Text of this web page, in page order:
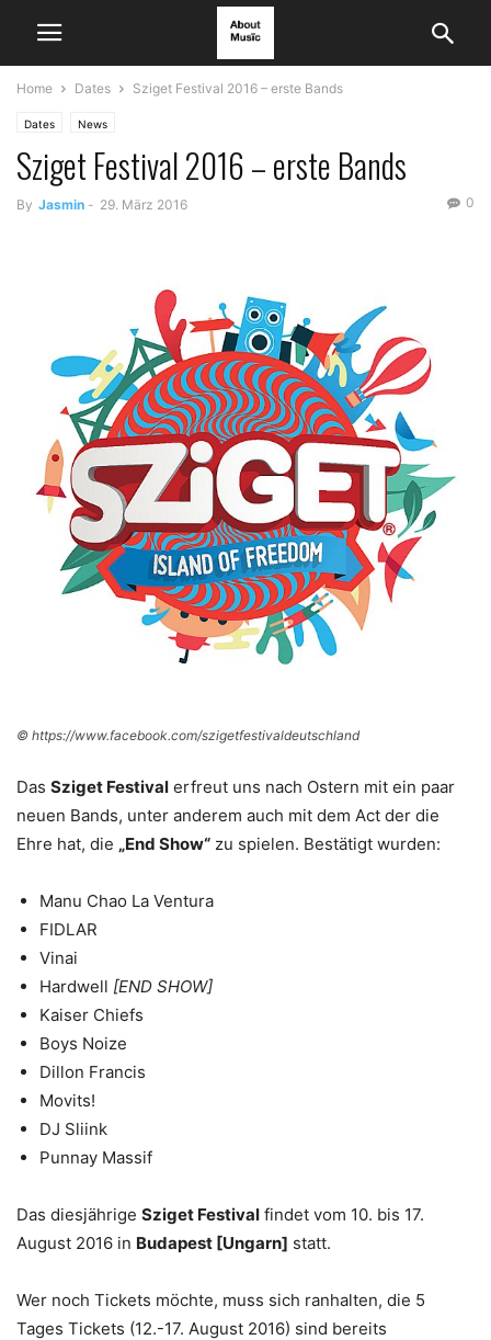
Home Dates Sziget Festival 2016 – erste Bands
Dates News
Sziget Festival 2016 – erste Bands
By Jasmin - 29. März 2016 0
© https://www.facebook.com/szigetfestivaldeutschland
Das Sziget Festival erfreut uns nach Ostern mit ein paar
neuen Bands, unter anderem auch mit dem Act der die
Ehre hat, die „End Show“ zu spielen. Bestätigt wurden:
Manu Chao La Ventura
FIDLAR
Vinai
Hardwell [END SHOW]
Kaiser Chiefs
Boys Noize
Dillon Francis
Movits!
DJ Sliink
Punnay Massif
Das diesjährige Sziget Festival findet vom 10. bis 17.
August 2016 in Budapest [Ungarn] statt.
Wer noch Tickets möchte, muss sich ranhalten, die 5
Tages Tickets (12.-17. August 2016) sind bereits